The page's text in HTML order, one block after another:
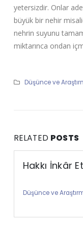
yetersizdir. Onlar
büyük bir nehir
nehrin suyunu
miktarınca ondan
Düşünce ve
RELATED POSTS
Hakkı İnkâr
Düşünce ve